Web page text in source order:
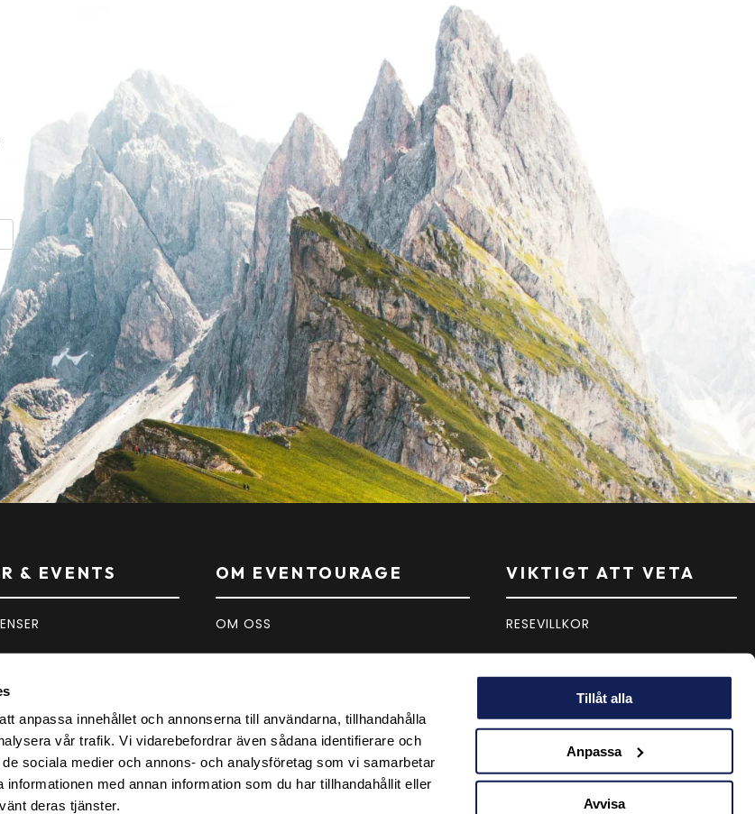
anpassa innehållet och annonserna till användarna, tillhandahålla
vår trafik. Vi vidarebefordrar även sådana identifierare och
sociala medier och annons- och analysföretag som vi samarbetar
med annan information som du har tillhandahållit eller
deras tjänster.
Tillåt alla
Anpassa
Avvisa
& EVENTS OM EVENTOURAGE
OM OSS
VIKTIGT ATT VETA
RESEVILLKOR
PRESENTKORT